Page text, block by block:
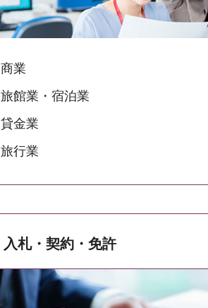
商業
旅館業・宿泊業
貸金業
旅行業
入札・契約・免許